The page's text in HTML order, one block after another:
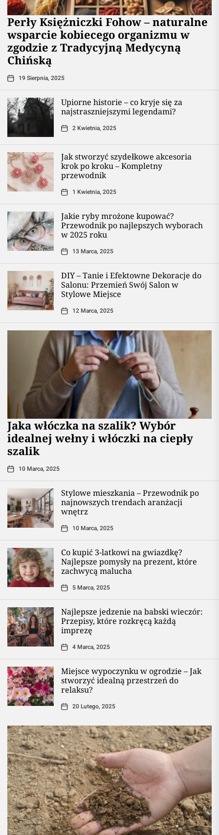
Perły Księżniczki Fohow – naturalne
wsparcie kobiecego organizmu w
zgodzie z Tradycyjną Medycyną
Chińską
19 Sierpnia, 2025
Upiorne historie – co kryje się za
najstraszniejszymi legendami?
2 Kwietnia, 2025
Jak stworzyć szydełkowe akcesoria
krok po kroku – Kompletny
przewodnik
1 Kwietnia, 2025
Jakie ryby mrożone kupować?
Przewodnik po najlepszych wyborach
w 2025 roku
13 Marca, 2025
DIY – Tanie i Efektowne Dekoracje do
Salonu: Przemień Swój Salon w
Stylowe Miejsce
12 Marca, 2025
Jaka włóczka na szalik? Wybór
idealnej wełny i włóczki na ciepły
szalik
10 Marca, 2025
Stylowe mieszkania – Przewodnik po
najnowszych trendach aranżacji
wnętrz
10 Marca, 2025
Co kupić 3-latkowi na gwiazdkę?
Najlepsze pomysły na prezent, które
zachwycą malucha
5 Marca, 2025
Najlepsze jedzenie na babski wieczór:
Przepisy, które rozkręcą każdą
imprezę
4 Marca, 2025
Miejsce wypoczynku w ogrodzie – Jak
stworzyć idealną przestrzeń do
relaksu?
20 Lutego, 2025